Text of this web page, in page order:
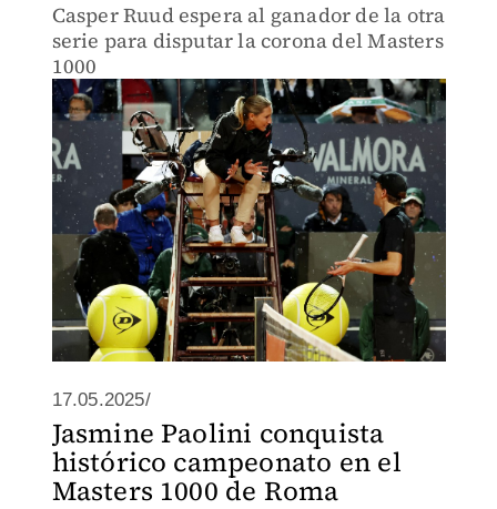
Casper Ruud espera al ganador de la otra
serie para disputar la corona del Masters
1000
17.05.2025/
Jasmine Paolini conquista
histórico campeonato en el
Masters 1000 de Roma